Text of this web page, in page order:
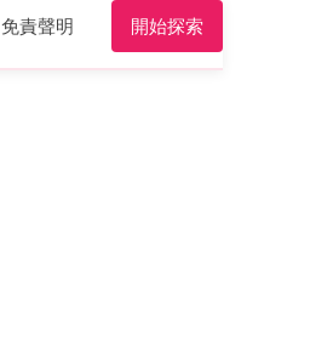
免責聲明 開始探索